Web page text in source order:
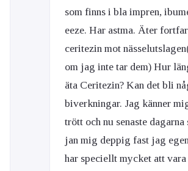
som finns i bla impren,
eeze. Har astma. Äter
ceritezin mot
om jag inte tar dem) Hur
äta Ceritezin? Kan det bli
biverkningar. Jag känner
trött och nu senaste dagarna
jan mig deppig fast jag
har speciellt mycket att